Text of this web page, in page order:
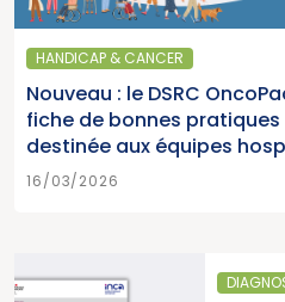
HANDICAP & CANCER
Nouveau : le DSRC
fiche de bonnes pratiques
destinée aux équipes
16/03/2026